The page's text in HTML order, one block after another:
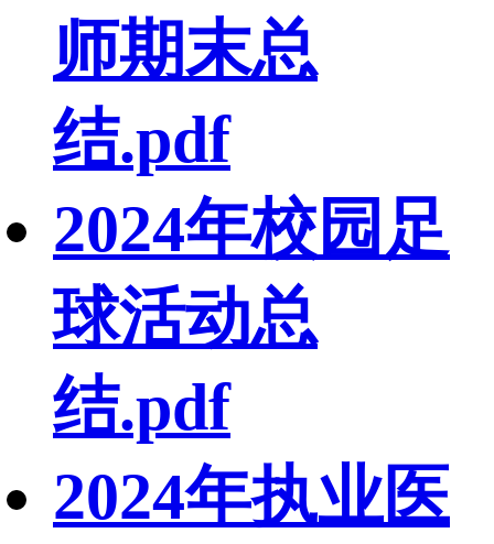
师期末总
结.pdf
2024年校园足
球活动总
结.pdf
2024年执业医